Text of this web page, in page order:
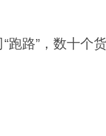
跑路”，数十个